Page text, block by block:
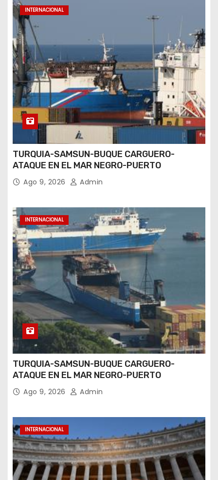
INTERNACIONAL
TURQUIA-SAMSUN-BUQUE CARGUERO-
ATAQUE EN EL MAR NEGRO-PUERTO
Ago 9, 2026 Admin
INTERNACIONAL
TURQUIA-SAMSUN-BUQUE CARGUERO-
ATAQUE EN EL MAR NEGRO-PUERTO
Ago 9, 2026 Admin
INTERNACIONAL